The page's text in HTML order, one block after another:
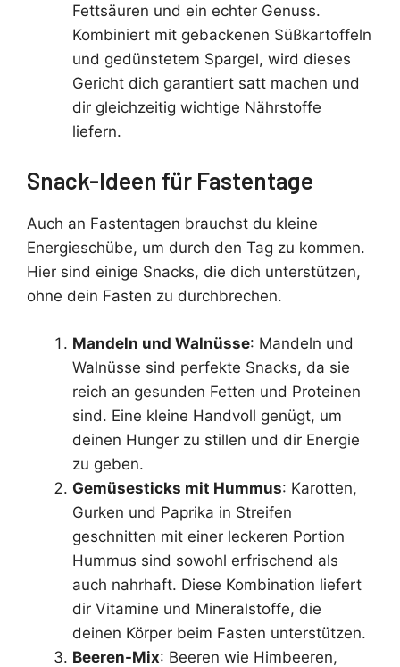
Fettsäuren und ein echter Genuss.
Kombiniert mit gebackenen Süßkartoffeln
und gedünstetem Spargel, wird dieses
Gericht dich garantiert satt machen und
dir gleichzeitig wichtige Nährstoffe
liefern.
Snack-Ideen für Fastentage
Auch an Fastentagen brauchst du kleine
Energieschübe, um durch den Tag zu kommen.
Hier sind einige Snacks, die dich unterstützen,
ohne dein Fasten zu durchbrechen.
Mandeln und Walnüsse: Mandeln und
Walnüsse sind perfekte Snacks, da sie
reich an gesunden Fetten und Proteinen
sind. Eine kleine Handvoll genügt, um
deinen Hunger zu stillen und dir Energie
zu geben.
Gemüsesticks mit Hummus: Karotten,
Gurken und Paprika in Streifen
geschnitten mit einer leckeren Portion
Hummus sind sowohl erfrischend als
auch nahrhaft. Diese Kombination liefert
dir Vitamine und Mineralstoffe, die
deinen Körper beim Fasten unterstützen.
Beeren-Mix: Beeren wie Himbeeren,